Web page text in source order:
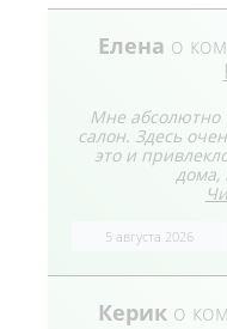
Елена о
Мне абсолютно
салон. Здесь
это и
дома,
5 августа 2026
Керик о